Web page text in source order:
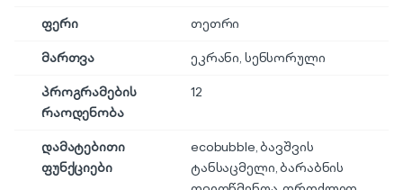
ფერი
თეთრი
მართვა
ეკრანი, სენსორული
პროგრამების
რაოდენობა
12
დამატებითი
ფუნქციები
ecobubble, ბავშვის
ტანსაცმელი, ბარაბნის